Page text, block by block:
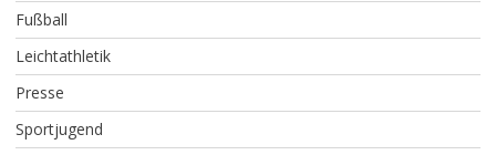
Fußball
Leichtathletik
Presse
Sportjugend